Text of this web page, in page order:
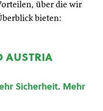
über die wir
bieten:
austria
Sicherheit. Mehr